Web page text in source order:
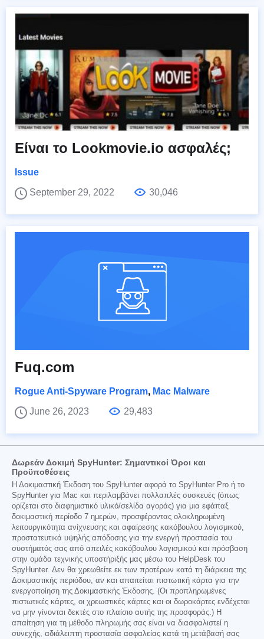
Είναι το Lookmovie.io ασφαλές;
Issue
September 29, 2022
30,046
Fuq.com
Rogue Anti-Spyware Program, Mac Malware
June 26, 2023
29,483
Δωρεάν Δοκιμή SpyHunter: Σημαντικοί Όροι και
Προϋποθέσεις
Η Δοκιμαστική Έκδοση του SpyHunter αφορά το SpyHunter Pro ή το
SpyHunter για Mac και περιλαμβάνει πολλαπλές συσκευές (όπως
ορίζεται στο διαφημιστικό υλικό/σελίδα αγοράς) για μια εφάπαξ
δοκιμαστική περίοδο 7 ημερών, προσφέροντας ολοκληρωμένη
λειτουργικότητα ανίχνευσης και αφαίρεσης κακόβουλου λογισμικού,
προστατευτικά υψηλής απόδοσης για την ενεργή προστασία του
συστήματός σας από απειλές κακόβουλου λογισμικού και πρόσβαση
στην ομάδα τεχνικής υποστήριξής μας μέσω του HelpDesk του
SpyHunter. Δεν θα χρεωθείτε εκ των προτέρων κατά τη διάρκεια της
Δοκιμαστικής περιόδου, αν και απαιτείται πιστωτική κάρτα για την
ενεργοποίηση της Δοκιμαστικής Έκδοσης. (Οι προπληρωμένες
πιστωτικές κάρτες, οι χρεωστικές κάρτες και οι δωροκάρτες ενδέχεται
να μην γίνονται δεκτές στο πλαίσιο αυτής της προσφοράς.) Η
απαίτηση για τη μέθοδο πληρωμής σας είναι να διασφαλιστεί η
συνεχής, αδιάλειπτη προστασία ασφαλείας κατά τη μετάβασή σας